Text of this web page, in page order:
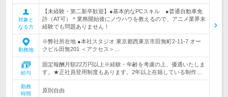
対象と
なる方
【未経験・第二新卒歓迎】●基本的なPCスキル ●普通自動車免
許（AT可）＊業務開始後にノウハウを教えるので、アニメ業界未
経験でも問題ありません！
勤務地
※弊社所在地 ●本社スタジオ 東京都西東京市田無町2-11-7 オー
クビル田無201 ＜アクセス＞…
給与
固定報酬月額22万円以上※経験・年齢を考慮の上、優遇いたしま
す。★正社員登用制度もあります。2年以上在籍している制作…
勤務
時間
原則自由